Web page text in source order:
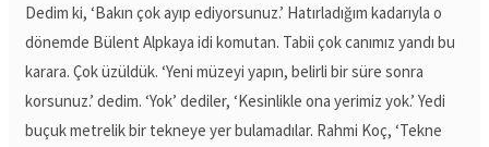
Dedim ki, ‘Bakın çok ayıp ediyorsunuz.’ Hatırladığım kadarıyla o
dönemde Bülent Alpkaya idi komutan. Tabii çok canımız yandı bu
karara. Çok üzüldük. ‘Yeni müzeyi yapın, belirli bir süre sonra
korsunuz.’ dedim. ‘Yok’ dediler, ‘Kesinlikle ona yerimiz yok.’ Yedi
buçuk metrelik bir tekneye yer bulamadılar. Rahmi Koç, ‘Tekne